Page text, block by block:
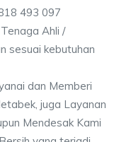
493 097
Ahli /
sesuai kebutuhan
dan Memberi
juga Layanan
Mendesak Kami